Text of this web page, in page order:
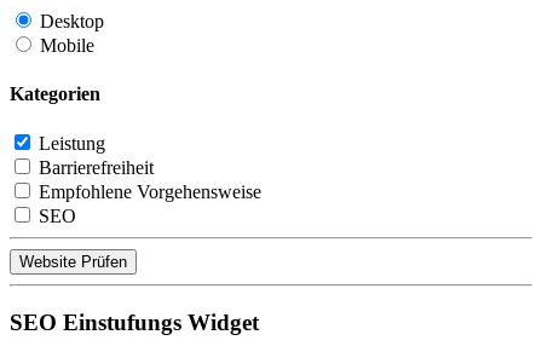
Desktop
Mobile
Kategorien
Leistung
Barrierefreiheit
Empfohlene Vorgehensweise
SEO
Website Prüfen
SEO Einstufungs Widget